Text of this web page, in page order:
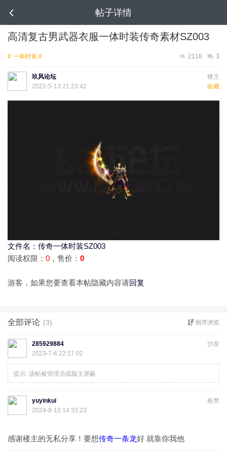
帖子详情
高清复古男武器衣服一体时装传奇素材SZ003
# 一体时装 # 3
2116
楼主
玖风论坛
收藏
2022-5-13 21:23:42
文件名：传奇一体时装SZ003
阅读权限： 0 ，售价： 0
游客，如果您要查看本帖隐藏内容请回复
全部评论 (3) 倒序浏览
沙发
285929884
2023-7-6 22:17:02
提示: 该帖被管理员或版主屏蔽
板凳
yuyinkui
2024-8-10 14:33:23
感谢楼主的无私分享！要想传奇一条龙好 就靠你我他